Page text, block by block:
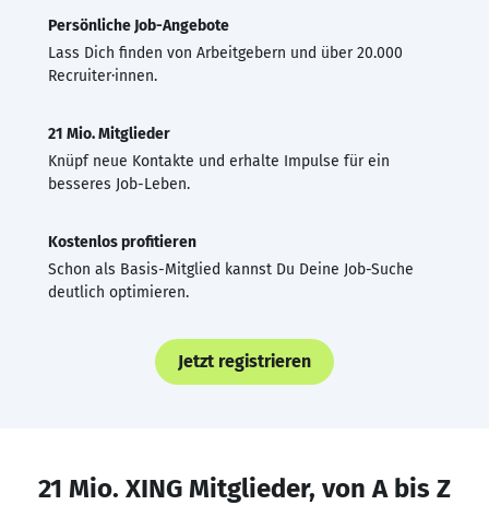
Persönliche Job-Angebote
Lass Dich finden von Arbeitgebern und über 20.000
Recruiter·innen.
21 Mio. Mitglieder
Knüpf neue Kontakte und erhalte Impulse für ein
besseres Job-Leben.
Kostenlos profitieren
Schon als Basis-Mitglied kannst Du Deine Job-Suche
deutlich optimieren.
Jetzt registrieren
21 Mio. XING Mitglieder, von A bis Z